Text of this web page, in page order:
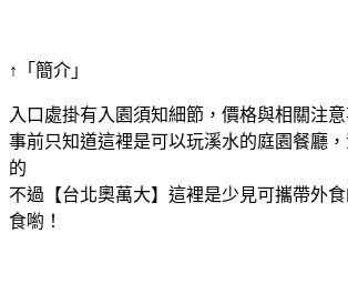
↑「簡介」
入口處掛有入園須知細節，價格與相關注
事前只知道這裡是可以玩溪水的庭園餐廳
的
不過【台北奧萬大】這裡是少見可攜帶外
食喲！